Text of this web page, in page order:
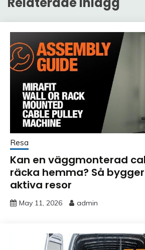
Resa
Kan en väggmonterad
räcka hemma? Så
aktiva resor
May 11, 2026 admin